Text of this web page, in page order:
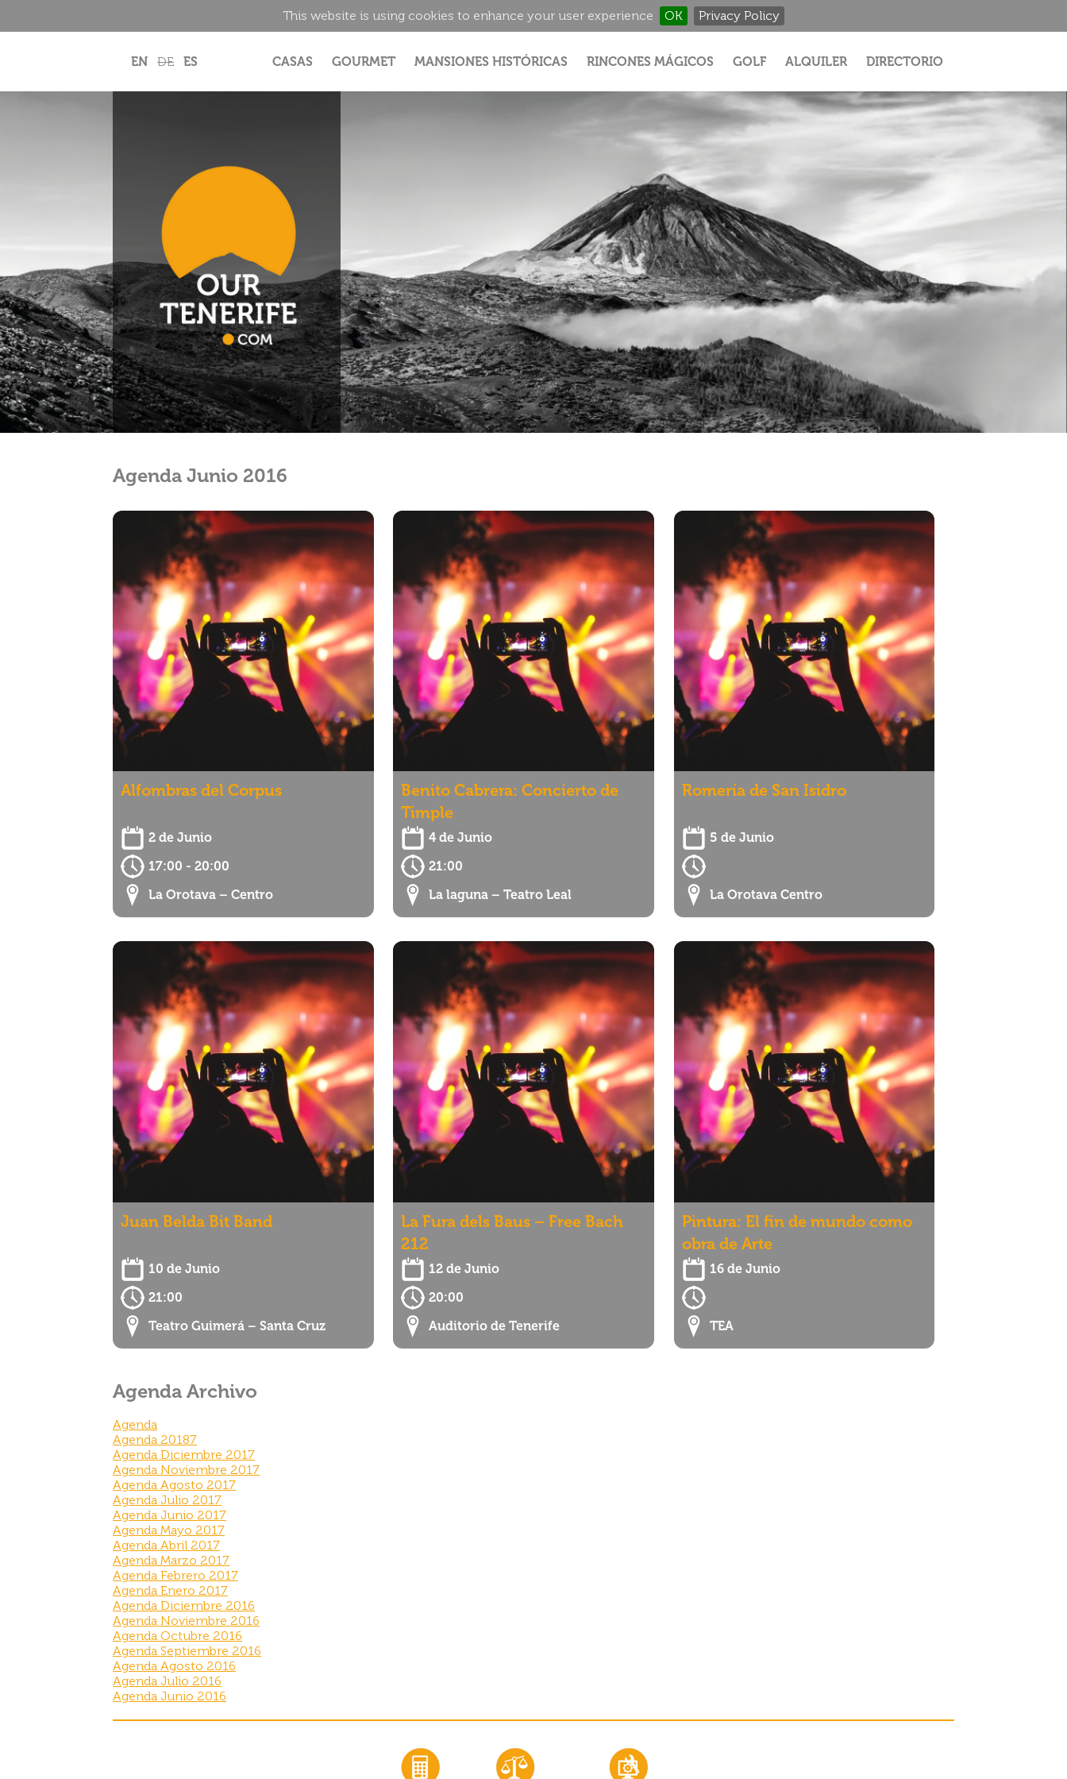
This website is using cookies to enhance your user experience OK
Privacy Policy
EN
DE ES CASAS GOURMET MANSIONES HISTÓRICAS RINCONES MÁGICOS GOLF ALQUILER DIRECTORIO
Agenda Junio 2016
Alfombras del Corpus
2 de Junio
17:00 - 20:00
La Orotava – Centro
Benito Cabrera: Concierto de
Timple
4 de Junio
21:00
La laguna – Teatro Leal
Romería de San Isidro
5 de Junio
La Orotava Centro
Juan Belda Bit Band
10 de Junio
21:00
Teatro Guimerá – Santa Cruz
La Fura dels Baus – Free Bach
212
12 de Junio
20:00
Auditorio de Tenerife
Pintura: El fin de mundo como
obra de Arte
16 de Junio
TEA
Agenda Archivo
Agenda
Agenda 20187
Agenda Diciembre 2017
Agenda Noviembre 2017
Agenda Agosto 2017
Agenda Julio 2017
Agenda Junio 2017
Agenda Mayo 2017
Agenda Abril 2017
Agenda Marzo 2017
Agenda Febrero 2017
Agenda Enero 2017
Agenda Diciembre 2016
Agenda Noviembre 2016
Agenda Octubre 2016
Agenda Septiembre 2016
Agenda Agosto 2016
Agenda Julio 2016
Agenda Junio 2016